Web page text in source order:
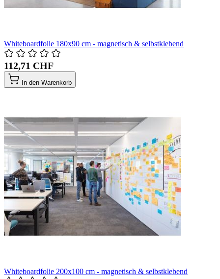
Whiteboardfolie 180x90 cm - magnetisch & selbstklebend
112,71 CHF
In den Warenkorb
Whiteboardfolie 200x100 cm - magnetisch & selbstklebend